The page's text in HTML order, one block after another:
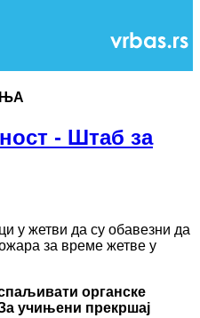
- Штаб за
у жетви да су обавезни да
за време жетве у
органске
учињени прекршај